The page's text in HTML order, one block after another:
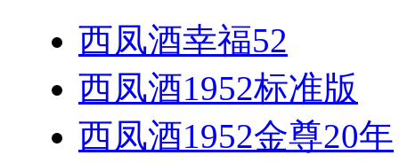
西凤酒幸福52
西凤酒1952标准版
西凤酒1952金尊20年